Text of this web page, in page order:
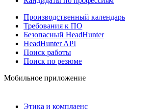
Производственный календарь
Требования к ПО
Безопасный HeadHunter
HeadHunter API
Поиск работы
Поиск по резюме
Мобильное приложение
Этика и комплаенс